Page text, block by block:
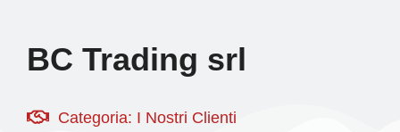
BC Trading srl
Categoria: I Nostri Clienti